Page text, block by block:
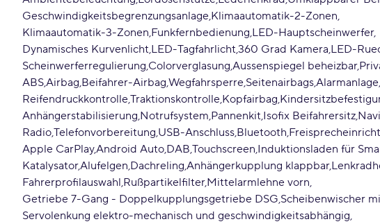
Geschwindigkeitsbegrenzungsanlage Klimaautomatik-2-Zonen
Klimaautomatik-3-Zonen Funkfernbedienung LED-Hauptscheinwerfer
Dynamisches Kurvenlicht LED-Tagfahrlicht360 Grad Kamera LED-
Scheinwerferregulierung Colorverglasung Aussenspiegel beheizbar
ABSAirbag Beifahrer-Airbag Wegfahrsperre SeitenairbagsAlarmanlage
ReifendruckkontrolleTraktionskontrolle Kopfairbag
Anhängerstabilisierung Notrufsystem Pannenkit Isofix Beifahrersitz
RadioTelefonvorbereitung USB-Anschluss Bluetooth
Apple CarPlayAndroid Auto DAB Touchscreen Induktionsladen für
KatalysatorAlufelgen Dachreling Anhängerkupplung klappbar
Fahrerprofilauswahl Rußpartikelfilter Mittelarmlehne vorn
Getriebe 7-Gang - Doppelkupplungsgetriebe DSG Scheibenwischer
Servolenkung elektro-mechanisch und geschwindigkeitsabhängig